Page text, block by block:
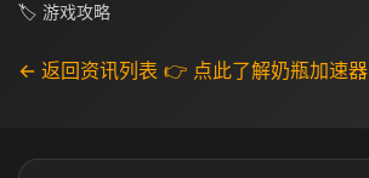
🏷 游戏攻略
← 返回资讯列表 👉 点此了解奶瓶加速器